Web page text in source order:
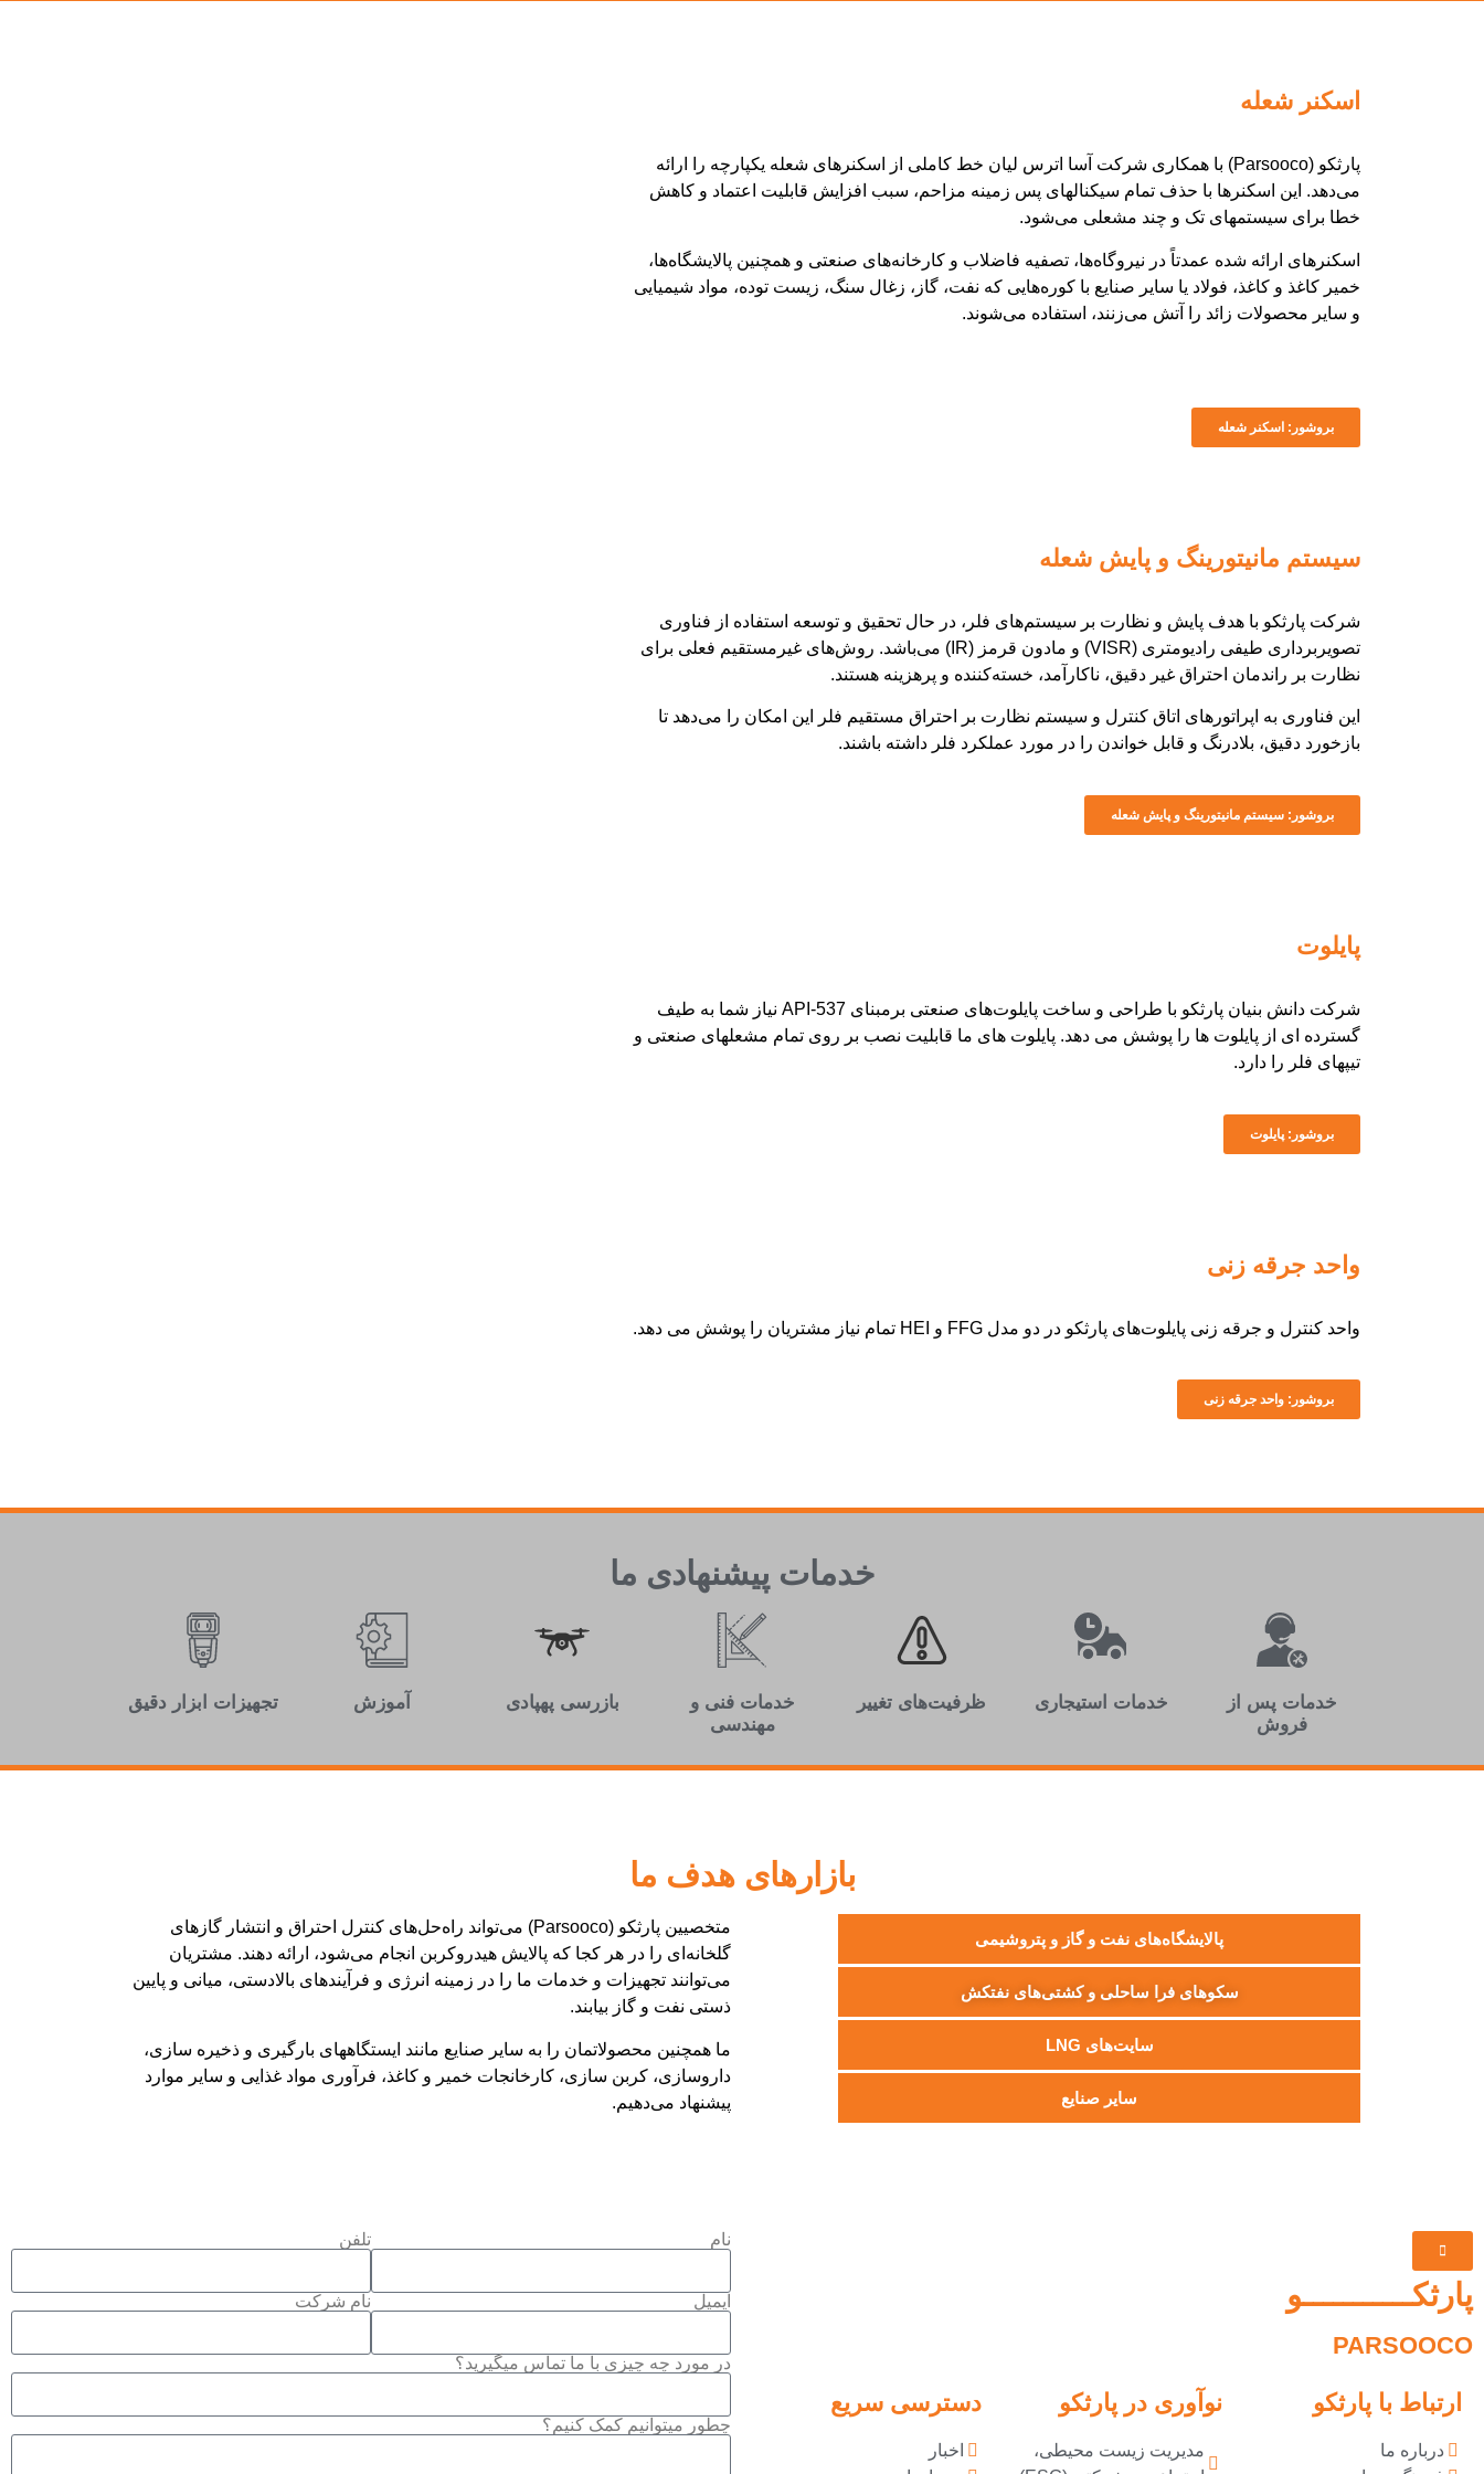
اسکنر شعله
پارثکو (Parsooco) با همکاری شرکت آسا اترس لیان خط کاملی از اسکنرهای شعله یکپارچه را ارائه
می‌دهد. این اسکنرها با حذف تمام سیکنالهای پس زمینه مزاحم، سبب افزایش قابلیت اعتماد و کاهش
خطا برای سیستمهای تک و چند مشعلی می‌شود.
اسکنرهای ارائه شده عمدتاً در نیروگاه‌ها، تصفیه فاضلاب و کارخانه‌های صنعتی و همچنین پالایشگاه‌ها،
خمیر کاغذ و کاغذ، فولاد یا سایر صنایع با کوره‌هایی که نفت، گاز، زغال سنگ، زیست توده، مواد شیمیایی
و سایر محصولات زائد را آتش می‌زنند، استفاده می‌شوند.
بروشور: اسکنر شعله
سیستم مانیتورینگ و پایش شعله
شرکت پارثکو با هدف پایش و نظارت بر سیستم‌های فلر، در حال تحقیق و توسعه استفاده از فناوری
تصویربرداری طیفی رادیومتری (VISR) و مادون قرمز (IR) می‌باشد.
روش‌های غیرمستقیم فعلی برای
نظارت بر راندمان احتراق غیر دقیق، ناکارآمد، خسته‌کننده و پرهزینه هستند.
این فناوری به اپراتورهای اتاق کنترل و سیستم نظارت بر احتراق مستقیم فلر این امکان را می‌دهد تا
بازخورد دقیق، بلادرنگ و قابل خواندن را در مورد عملکرد فلر داشته باشند.
بروشور: سیستم مانیتورینگ و پایش شعله
پایلوت
شرکت دانش بنیان پارثکو با طراحی و ساخت پایلوت‌های صنعتی برمبنای API-537 نیاز شما به طیف
گسترده ای از پایلوت ها را پوشش می دهد. پایلوت های ما قابلیت نصب بر روی تمام مشعلهای صنعتی و
تیپهای فلر را دارد.
بروشور: پایلوت
واحد جرقه زنی
واحد کنترل و جرقه زنی پایلوت‌های پارثکو در دو مدل FFG و HEI تمام نیاز مشتریان را پوشش می دهد.
بروشور: واحد جرقه زنی
خدمات پيشنهادی ما
خدمات پس از
فروش
خدمات استیجاری ظرفیت‌های تغییر
خدمات فنی و
مهندسی
بازرسی پهپادی آموزش تجهیزات ابزار دقیق
بازارهای هدف ما
پالايشگاه‌های نفت و گاز و پتروشيمی
سكوهای فرا ساحلی و كشتی‌های نفتكش
سايت‌های LNG
ساير صنايع
متخصيين پارثكو (Parsooco) می‌تواند راه‌حل‌های کنترل احتراق و انتشار گازهای
گلخانه‌ای را در هر کجا که پالايش هیدروکربن انجام می‌شود، ارائه دهند. مشتریان
می‌توانند تجهیزات و خدمات ما را در زمينه انرژی و فرآیندهای بالادستی، میانی و پایین
ذستی نفت و گاز بیابند.
ما همچنین محصولاتمان را به سایر صنایع مانند ایستگاههای بارگیری و ذخیره سازی،
داروسازی، کربن سازی، کارخانجات خمیر و کاغذ، فرآوری مواد غذایی و سایر موارد
پیشنهاد می‌دهیم.
پارثكـــــــــــو
PARSOOCO
ارتباط با پارثکو
درباره ما
نوآوری در پارثکو
مدیریت زیست محیطی،
دسترسی سریع
اخبار
نام تلفن
ایمیل نام شرکت
در مورد چه چیزی با ما تماس میگیرید؟
چطور میتوانیم کمک کنیم؟